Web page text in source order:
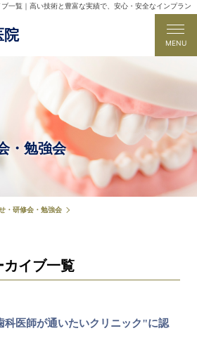
一覧｜高い技術と豊富な実績で、安心・安全なインプラン
院 MENU
・勉強会
・研修会・勉強会
カイブ一覧
医師が通いたいクリニック"に認